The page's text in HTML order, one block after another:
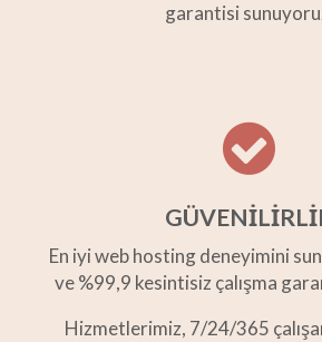
garantisi
En iyi web hosting deneyimini
ve %99,9 kesintisiz çalışma
Hizmetlerimiz, 7/24/365